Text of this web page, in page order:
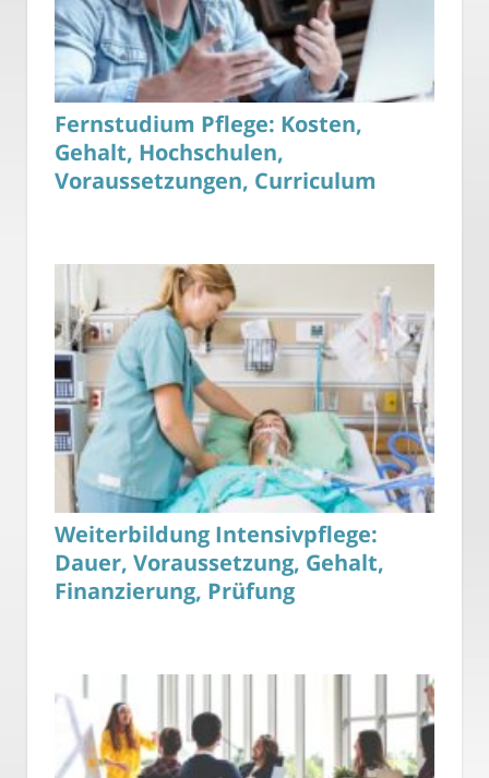
Fernstudium Pflege: Kosten,
Gehalt, Hochschulen,
Voraussetzungen, Curriculum
Weiterbildung Intensivpflege:
Dauer, Voraussetzung, Gehalt,
Finanzierung, Prüfung